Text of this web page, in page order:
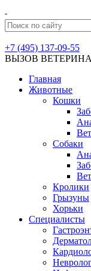
+7 (495) 137-09-55
ВЫЗОВ
Главная
Животные
Кошки
Собаки
Кролики
Грызуны
Хорьки
Специалисты